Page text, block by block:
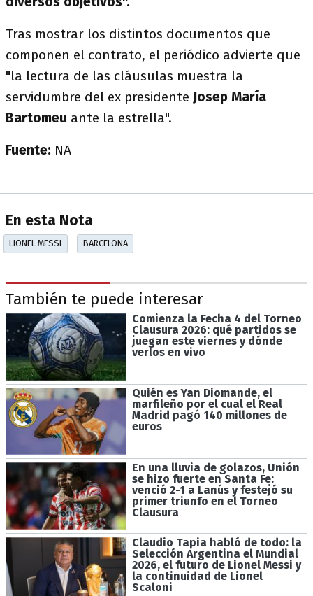
Tras mostrar los distintos documentos que
componen el contrato, el periódico advierte que
"la lectura de las cláusulas muestra la
servidumbre del ex presidente Josep María
Bartomeu ante la estrella".
Fuente: NA
En esta Nota
LIONEL MESSI BARCELONA
También te puede interesar
Comienza la Fecha 4 del Torneo
Clausura 2026: qué partidos se
juegan este viernes y dónde
verlos en vivo
Quién es Yan Diomande, el
marfileño por el cual el Real
Madrid pagó 140 millones de
euros
En una lluvia de golazos, Unión
se hizo fuerte en Santa Fe:
venció 2-1 a Lanús y festejó su
primer triunfo en el Torneo
Clausura
Claudio Tapia habló de todo: la
Selección Argentina el Mundial
2026, el futuro de Lionel Messi y
la continuidad de Lionel
Scaloni